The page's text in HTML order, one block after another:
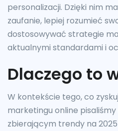
personalizacji. Dzięki nim
zaufanie, lepiej rozumieć
dostosowywać strategie
aktualnymi standardami i
Dlaczego to
W kontekście tego, co
marketingu online
zbierającym trendy na